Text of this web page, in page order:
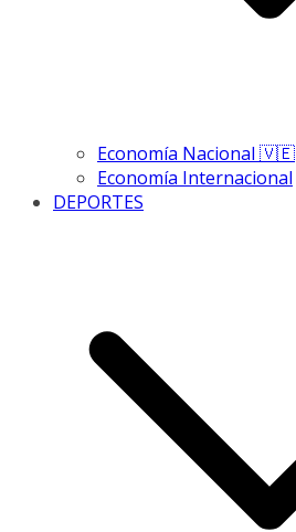
Economía Nacional 🇻🇪
Economía Internacional
DEPORTES